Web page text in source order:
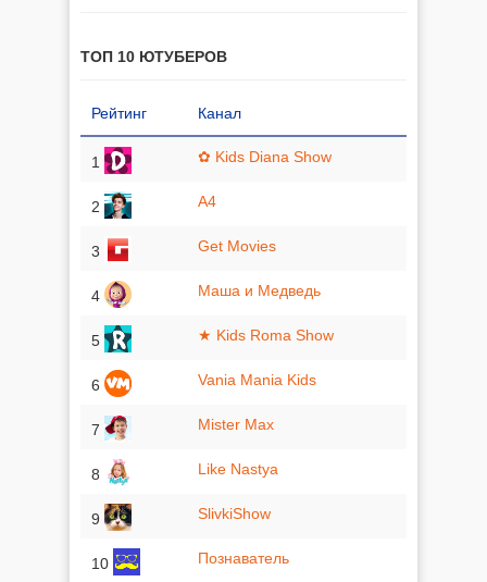
ТОП 10 ЮТУБЕРОВ
Рейтинг Канал
1 ✿ Kids Diana Show
2 A4
3 Get Movies
4 Маша и Медведь
5 ★ Kids Roma Show
6 Vania Mania Kids
7 Mister Max
8 Like Nastya
9 SlivkiShow
10 Познаватель